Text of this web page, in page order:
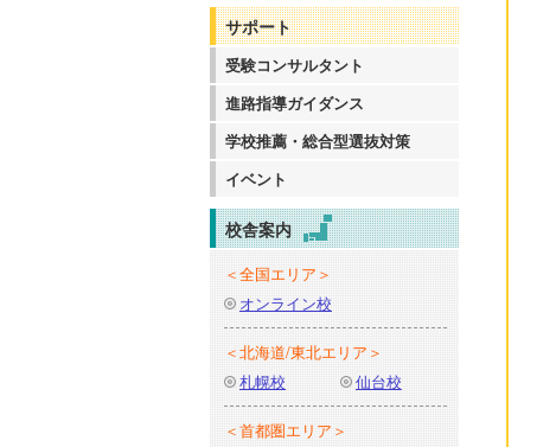
サポート
受験コンサルタント
進路指導ガイダンス
学校推薦・総合型選抜対策
イベント
校舎案内
＜全国エリア＞
オンライン校
＜北海道/東北エリア＞
札幌校
仙台校
＜首都圏エリア＞